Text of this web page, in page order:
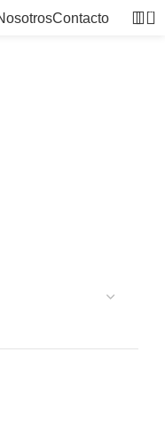
Contacto 0